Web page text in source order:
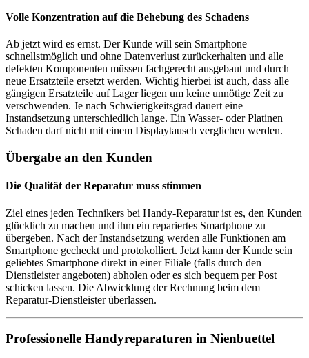
Volle Konzentration auf die Behebung des Schadens
Ab jetzt wird es ernst. Der Kunde will sein Smartphone
schnellstmöglich und ohne Datenverlust zurückerhalten und alle
defekten Komponenten müssen fachgerecht ausgebaut und durch
neue Ersatzteile ersetzt werden. Wichtig hierbei ist auch, dass alle
gängigen Ersatzteile auf Lager liegen um keine unnötige Zeit zu
verschwenden. Je nach Schwierigkeitsgrad dauert eine
Instandsetzung unterschiedlich lange. Ein Wasser- oder Platinen
Schaden darf nicht mit einem Displaytausch verglichen werden.
Übergabe an den Kunden
Die Qualität der Reparatur muss stimmen
Ziel eines jeden Technikers bei Handy-Reparatur ist es, den Kunden
glücklich zu machen und ihm ein repariertes Smartphone zu
übergeben. Nach der Instandsetzung werden alle Funktionen am
Smartphone gecheckt und protokolliert. Jetzt kann der Kunde sein
geliebtes Smartphone direkt in einer Filiale (falls durch den
Dienstleister angeboten) abholen oder es sich bequem per Post
schicken lassen. Die Abwicklung der Rechnung beim dem
Reparatur-Dienstleister überlassen.
Professionelle Handyreparaturen in Nienbuettel